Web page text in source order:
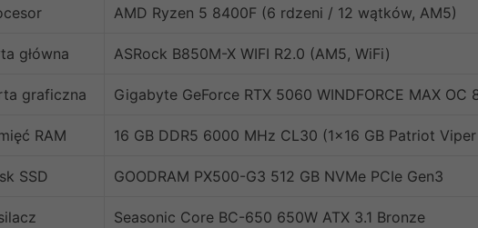
AMD Ryzen 5 8400F (6 rdzeni / 12 wątków, AM5)
główna ASRock B850M-X WIFI R2.0 (AM5, WiFi)
graficzna Gigabyte GeForce RTX 5060 WINDFORCE MAX OC
RAM 16 GB DDR5 6000 MHz CL30 (1x16 GB Patriot
SSD GOODRAM PX500-G3 512 GB NVMe PCIe Gen3
Seasonic Core BC-650 650W ATX 3.1 Bronze